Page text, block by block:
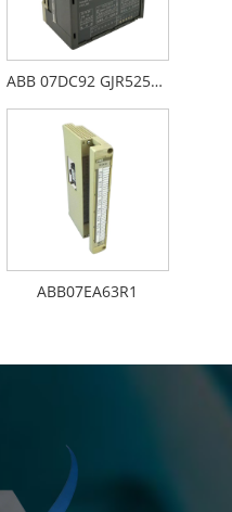
ABB 07DC92 GJR5252200R0101
ABB07EA63R1